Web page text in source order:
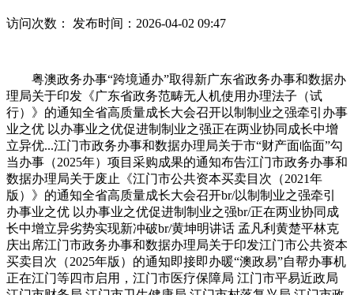
访问次数： 发布时间：2026-04-02 09:47
粤澳政务办事“跨境通办”取得新广东省政务办事和数据办
理局关于印发《广东省政务范畴无人机使用办理法子（试
行）》的通知全省高质量成长大会召开以制制业之强牵引办事
业之优 以办事业之优促进制制业之强正在两业协同成长中增
立异优...江门市政务办事和数据办理局关于市“财产面临面”勾
当办事（2025年）项目采购成果的通知布告江门市政务办事和
数据办理局关于废止《江门市公共资本买卖目次（2021年
版）》的通知全省高质量成长大会召开br/以制制业之强牵引
办事业之优 以办事业之优促进制制业之强br/正在两业协同成
长中增立异劣势实现新冲破br/黄坤明讲话 孟凡利黄楚平林克
庆出席江门市政务办事和数据办理局关于印发江门市公共资本
买卖目次（2025年版）的通知即接即办暖“澳政易”自帮办事机
正在江门等四市启用，江门市医疗保障局 江门市平易近政局